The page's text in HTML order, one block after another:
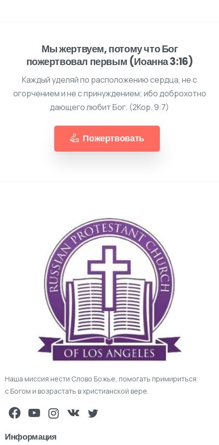
Мы жертвуем, потому что Бог
пожертвовал первым (Иоанна 3:16)
Каждый уделяй по расположению сердца, не с
огорчением и не с принуждением; ибо доброхотно
дающего любит Бог. (2Кор. 9:7)
Пожертвовать
Наша миссия нести Слово Божье, помогать примириться
с Богом и возрастать в христианской вере.
Информация